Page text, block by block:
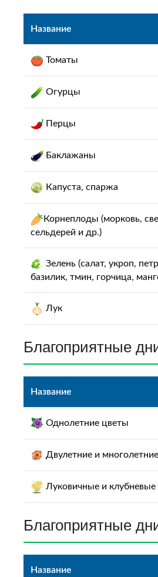
Название
Томаты
Огурцы
Перцы
Баклажаны
Капуста, спаржа
Корнеплоды (морковь,
сельдерей и др.)
Зелень (салат, укроп,
базилик, тмин, горчица,
Лук
Благоприятные
Название
Однолетние цветы
Двулетние и многолетние
Луковичные и клубневые
Благоприятные
Название